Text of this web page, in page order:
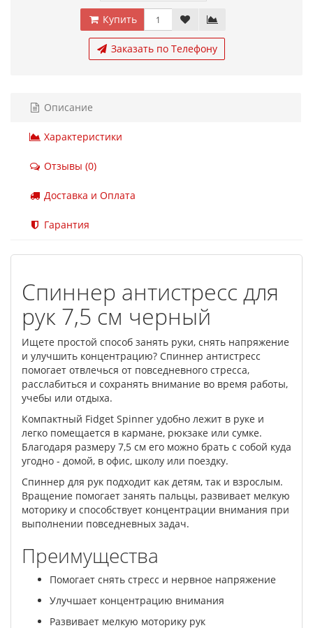
Купить
Заказать по Телефону
Описание
Характеристики
Отзывы (0)
Доставка и Оплата
Гарантия
Спиннер антистресс для
рук 7,5 см черный
Ищете простой способ занять руки, снять напряжение
и улучшить концентрацию? Спиннер антистресс
помогает отвлечься от повседневного стресса,
расслабиться и сохранять внимание во время работы,
учебы или отдыха.
Компактный Fidget Spinner удобно лежит в руке и
легко помещается в кармане, рюкзаке или сумке.
Благодаря размеру 7,5 см его можно брать с собой куда
угодно - домой, в офис, школу или поездку.
Спиннер для рук подходит как детям, так и взрослым.
Вращение помогает занять пальцы, развивает мелкую
моторику и способствует концентрации внимания при
выполнении повседневных задач.
Преимущества
Помогает снять стресс и нервное напряжение
Улучшает концентрацию внимания
Развивает мелкую моторику рук